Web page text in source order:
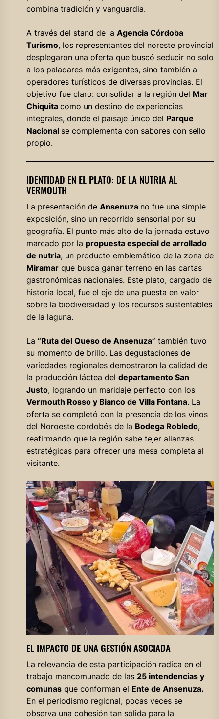
combina tradición y vanguardia.
A través del stand de la Agencia Córdoba
Turismo, los representantes del noreste provincial
desplegaron una oferta que buscó seducir no solo
a los paladares más exigentes, sino también a
operadores turísticos de diversas provincias. El
objetivo fue claro: consolidar a la región del Mar
Chiquita como un destino de experiencias
integrales, donde el paisaje único del Parque
Nacional se complementa con sabores con sello
propio.
IDENTIDAD EN EL PLATO: DE LA NUTRIA AL
VERMOUTH
La presentación de Ansenuza no fue una simple
exposición, sino un recorrido sensorial por su
geografía. El punto más alto de la jornada estuvo
marcado por la propuesta especial de arrollado
de nutria, un producto emblemático de la zona de
Miramarque busca ganar terreno en las cartas
gastronómicas nacionales. Este plato, cargado de
historia local, fue el eje de una puesta en valor
sobre la biodiversidad y los recursos sustentables
de la laguna.
La “Ruta del Queso de Ansenuza” también tuvo
su momento de brillo. Las degustaciones de
variedades regionales demostraron la calidad de
la producción láctea del departamento San
Justo, logrando un maridaje perfecto con los
Vermouth Rosso y Bianco de Villa Fontana. La
oferta se completó con la presencia de los vinos
del Noroeste cordobés de la Bodega Robledo,
reafirmando que la región sabe tejer alianzas
estratégicas para ofrecer una mesa completa al
visitante.
EL IMPACTO DE UNA GESTIÓN ASOCIADA
La relevancia de esta participación radica en el
trabajo mancomunado de las 25 intendencias y
comunasque conforman el Ente de Ansenuza.
En el periodismo regional, pocas veces se
observa una cohesión tan sólida para la